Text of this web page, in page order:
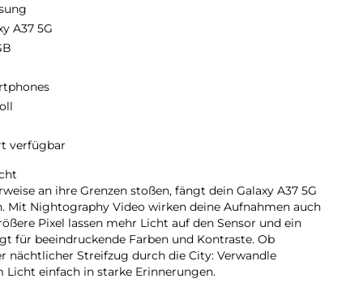
A37 5G
verfügbar
an ihre Grenzen stoßen, fängt dein Galaxy A37 5G
Mit Nightography Video wirken deine Aufnahmen auch
Pixel lassen mehr Licht auf den Sensor und ein
für beeindruckende Farben und Kontraste. Ob
nächtlicher Streifzug durch die City: Verwandle
Licht einfach in starke Erinnerungen.